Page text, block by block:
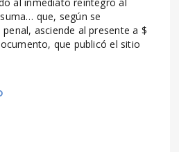
que, según se
asciende al presente a $
que publicó el sitio